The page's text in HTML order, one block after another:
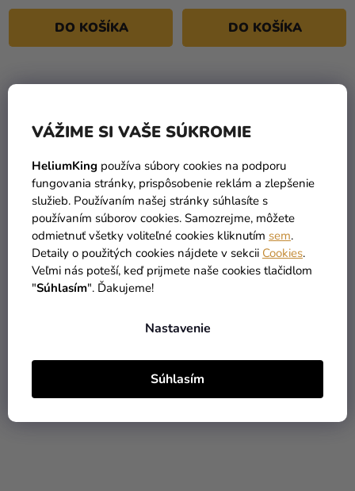
VÁŽIME SI VAŠE SÚKROMIE
HeliumKing používa súbory cookies na podporu
fungovania stránky, prispôsobenie reklám a zlepšenie
služieb. Používaním našej stránky súhlasíte s
používaním súborov cookies. Samozrejme, môžete
odmietnuť všetky voliteľné cookies kliknutím sem.
Detaily o použitých cookies nájdete v sekcii Cookies.
Veľmi nás poteší, keď prijmete naše cookies tlačidlom
"Súhlasím". Ďakujeme!
Nastavenie
Súhlasím
DO KOŠÍKA DO KOŠÍKA
Dámsky Deluxe kostým -
Pirátka
Dámsky kostým - Pirátka